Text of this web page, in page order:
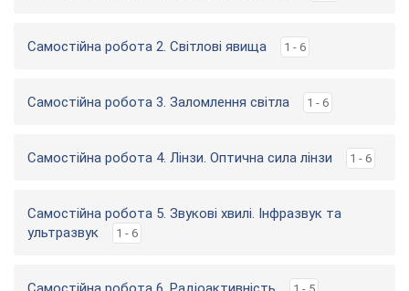
Самостійна робота 2. Світлові явища 1 - 6
Самостійна робота 3. Заломлення світла 1 - 6
Самостійна робота 4. Лінзи. Оптична сила лінзи 1 - 6
Самостійна робота 5. Звукові хвилі. Інфразвук та
ультразвук
1 - 6